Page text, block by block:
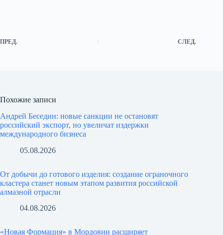
ПРЕД. СЛЕД.
Похожие записи
Андрей Беседин: новые санкции не остановят
российский экспорт, но увеличат издержки
международного бизнеса
05.08.2026
От добычи до готового изделия: создание ограночного
кластера станет новым этапом развития российской
алмазной отрасли
04.08.2026
«Новая Формация» в Мордовии расширяет